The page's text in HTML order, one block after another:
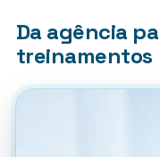
Da agência
treinamentos